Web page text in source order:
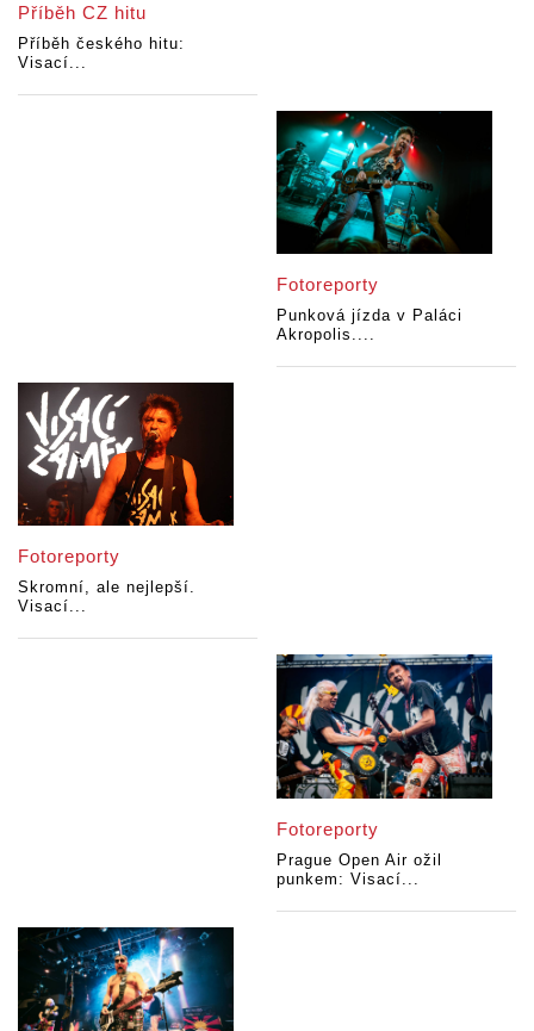
Příběh CZ hitu
Příběh českého hitu:
Visací...
Fotoreporty
Punková jízda v Paláci
Akropolis....
Fotoreporty
Skromní, ale nejlepší.
Visací...
Fotoreporty
Prague Open Air ožil
punkem: Visací...